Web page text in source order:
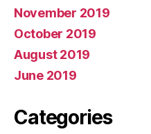
November 2019
October 2019
August 2019
June 2019
Categories